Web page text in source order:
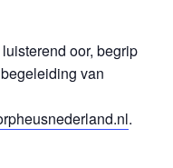
oor, begrip
van
.